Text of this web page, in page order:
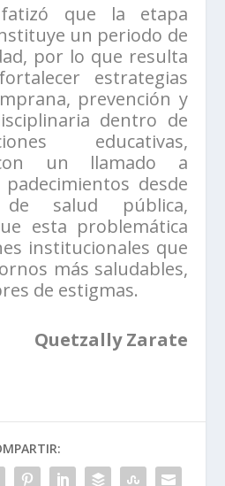
que la etapa
un periodo de
por lo que resulta
estrategias
prevención y
dentro de
educativas,
un llamado a
desde
salud pública,
esta problemática
institucionales que
más saludables,
de estigmas.
Quetzally Zarate